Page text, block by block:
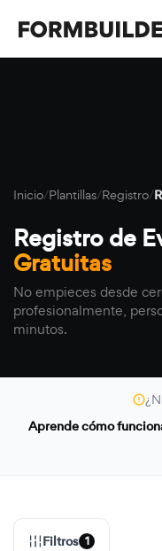
Inicio/Plantillas/Registro/
Registro de
Gratuitas
No empieces desde
profesionalmente,
minutos.
Aprende cómo
Filtros 1